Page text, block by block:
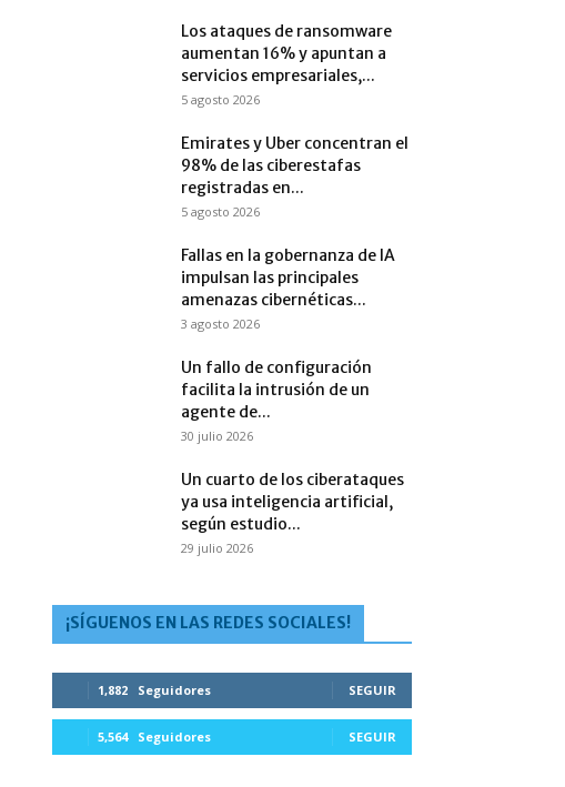
Los ataques de ransomware
aumentan 16% y apuntan a
servicios empresariales,...
5 agosto 2026
Emirates y Uber concentran el
98% de las ciberestafas
registradas en...
5 agosto 2026
Fallas en la gobernanza de IA
impulsan las principales
amenazas cibernéticas...
3 agosto 2026
Un fallo de configuración
facilita la intrusión de un
agente de...
30 julio 2026
Un cuarto de los ciberataques
ya usa inteligencia artificial,
según estudio...
29 julio 2026
¡SÍGUENOS EN LAS REDES SOCIALES!
1,882 Seguidores SEGUIR
5,564 Seguidores SEGUIR